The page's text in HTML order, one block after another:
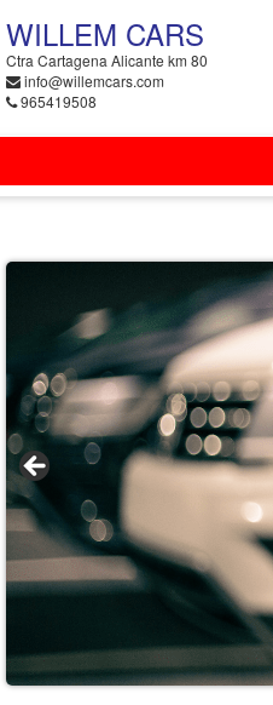
WILLEM CARS
Ctra Cartagena Alicante km 80
info@willemcars.com
965419508